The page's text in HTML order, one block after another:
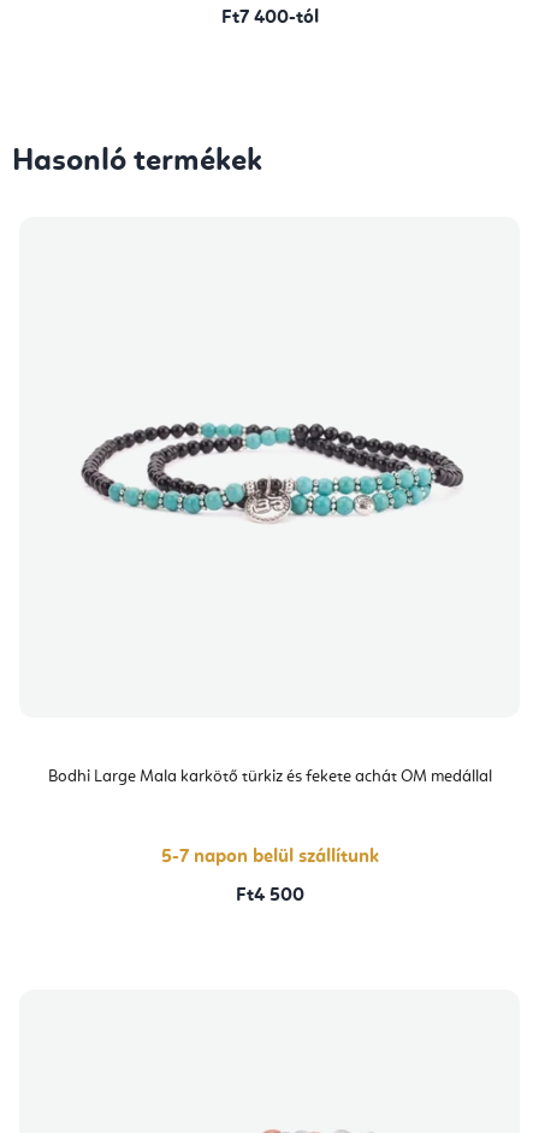
Ft7 400-tól
Hasonló termékek
Bodhi Large Mala karkötő türkiz és fekete achát OM medállal
5-7 napon belül szállítunk
Ft4 500